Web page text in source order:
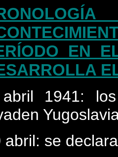
EN
1941: los
abril: se